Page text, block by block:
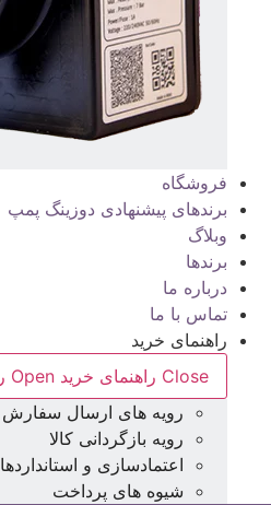
فروشگاه
برندهای پیشنهادی دوزینگ پمپ
وبلاگ
برندها
درباره ما
تماس با ما
راهنمای خرید
Close راهنمای خرید
Open راهنمای خرید
رویه های ارسال سفارش
رویه بازگردانی کالا
اعتمادسازی و استانداردها
شیوه های پرداخت